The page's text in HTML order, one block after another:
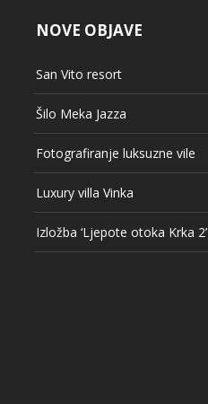
NOVE OBJAVE
San Vito resort
Šilo Meka Jazza
Fotografiranje luksuzne vile
Luxury villa Vinka
Izložba ‘Ljepote otoka Krka 2’